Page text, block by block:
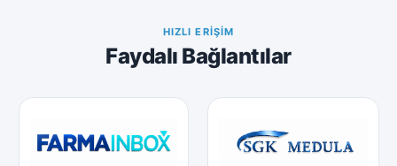
HIZLI ERIŞIM
Faydalı Bağlantılar